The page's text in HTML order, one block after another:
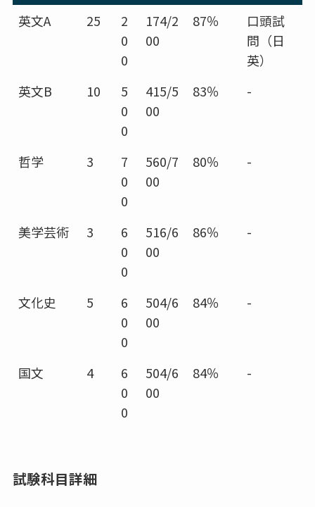
英文A 25
2
0
0
174/2
00
87％
口頭試
問（日
英）
英文B
10
5
0
0
415/5
00
83％ -
哲学 3
7
0
0
560/7
00
80％ -
美学芸術 3
6
0
0
516/6
00
86％ -
文化史 5
6
0
0
504/6
00
84％ -
国文 4
6
0
0
504/6
00
84％ -
試験科目詳細